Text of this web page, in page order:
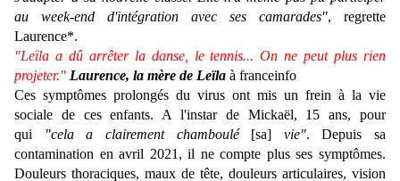
au week-end d'intégration avec ses camarades", regrette
Laurence*.
"Leïla a dû arrêter la danse, le tennis... On ne peut plus rien
projeter." Laurence, la mère de Leïla à franceinfo
Ces symptômes prolongés du virus ont mis un frein à la vie
sociale de ces enfants. A l'instar de Mickaël, 15 ans, pour
qui
"cela a clairement chamboulé[sa] vie". Depuis sa
contamination en avril 2021, il ne compte plus ses symptômes.
Douleurs thoraciques, maux de tête, douleurs articulaires, vision